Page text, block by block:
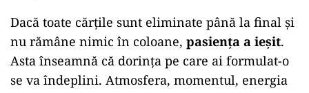
Dacă toate cărțile sunt eliminate până la final și
nu rămâne nimic în coloane, pasiența a ieșit.
Asta înseamnă că dorința pe care ai formulat-o
se va îndeplini. Atmosfera, momentul, energia